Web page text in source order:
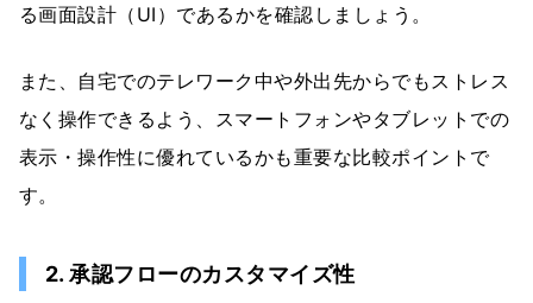
る画面設計（UI）であるかを確認しましょう。
また、自宅でのテレワーク中や外出先からでもストレス
なく操作できるよう、スマートフォンやタブレットでの
表示・操作性に優れているかも重要な比較ポイントで
す。
2. 承認フローのカスタマイズ性